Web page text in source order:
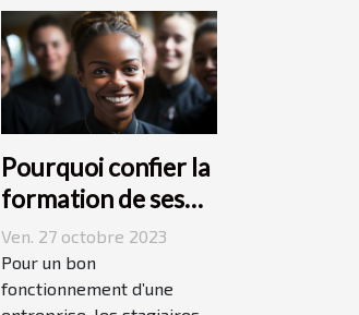
Pourquoi confier la
formation de ses
stagiaires à JP2A-
Génèse ?
Ven. 27 octobre 2023
Pour un bon
fonctionnement d’une